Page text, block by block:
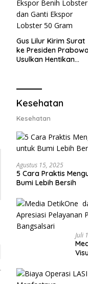
Gus Lilur Kirim Surat
ke Presiden
Usulkan Hentikan
Lobster 50 Gram
Kesehatan
Kesehatan
Agustus 15, 2025
5 Cara Praktis
Bumi Lebih Bersih
Juli